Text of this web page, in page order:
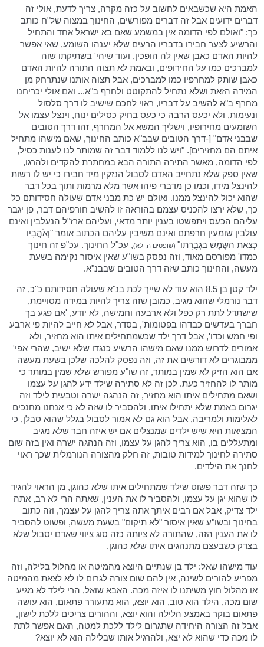
האמת היא שכשבאים לחשוב על כזה מקרה, צריך לדעת, אולי זה
דברים ידועים אבל זה דברים מפורשים, החינוך במצוה של"ח כותב
כך: "ואולם לפי הדומה אין במשמע שאם בא ישראל אחד והתחיל
והרשיע לצער חבירו בדבריו הרעים שלא יענהו השומע, שאי אפשר
להיות האדם כאבן שאין לה הופכין, ועוד שיהי' בשתיקתו שוה
למברכים כמו על החירופים, ובאמת לא תצוה התורה להיות האדם
כאבן שותק למחרפיו כמו למברכים, אבל תצוה אותנו שנתרחק מן
המידה הזאת ושלא נתחיל להתקוטט ולחרף ב"א... ואם אולי יכריחנו
מחרף ב"א להשיב על דבריו, ראוי לחכם שישיב לו דרך סלסול
ונעימות, ולא יכעס הרבה כי כעס בחיק כסילים ינוח, וינצל עצמו אל
השומעים מחירופיו, וישליך המשא אל המחרף, זהו דרך הטובים
שבבני אדם" [-דרך הטובים שבב"א כותב החינוך, שאם מישהו מתחיל
איתם הם מחזירים]. "ויש לנו ללמוד דבר זה שמותר לנו לענות כסיל,
לפי הדומה, מאשר התירה התורה הבא במחתרת להקדים ולהרגו,
שאין ספק שלא נתחייב האדם לסבול הנזקין מיד חבירו כי יש לו רשות
להינצל מידו, וכמו כן מדברי פיהו אשר מלא מרמות ותוך בכל דבר
שהוא יכול להינצל ממנו. ואולם יש כת מבני אדם שעולה חסידותם כל
כך, שלא ירצו להכניס עצמם בהוראה זו להשיב חורפיהם דבר, פן יגבר
עליהם הכעס ויתפשטו בענין יותר מדאי, ועליהם ארז"ל הנעלבין ואינם
עולבין שומעין חרפתם ואינם משיבין עליהם הכתוב אומר "וְאֹהֲבָיו
כְּצֵאת הַשֶּׁמֶשׁ בִּגְבֻרָתוֹ" (שופטים ה, לא), עכ"ל החינוך. עכ"פ זה חינוך
כמדו' מפורסם מאוד, וזה נפסק בשו"ע שאין איסור נקימה בשעת
מעשה, והחינוך כותב שזה דרך הטובים שבבנ"א.
ילד קטן בן 8.5 הוא עוד לא שייך לכת בנ"א שעולה חסידותם כ"כ, זה
דבר נורמלי שהוא מגיב, כמובן שזה צריך להיות במידה מסויימת,
שישתדל לתת רק כפל ולא ארבעה וחמישה, לא יודע, 'אם פגע בך
חברך בעדשים כבדהו בפטומות', בסדר, אבל לא חייב להיות פי ארבע
ופי חמש וכדו', אבל דרך ילד שכשמתחילים איתו הוא מחזיר, ולא
אמורים לדרוש ממנו שאם מישהו הרשיע כנגדו שלא ישיב, שהרי אפי'
ממבוגרים לא דורשים את זה, וזה נפסק להלכה שלכן בשעת מעשה
אם הוא הזיק לא שמין במותר, זה שו"ע מפורש שלא שמין במותר כי
מותר לו להחזיר כעת. לכן זה לא סתירה שילד ידע להגן על עצמו
ושאם מתחילים איתו הוא מחזיר, זה הנהגה ישרה וטבעית לילד וזה
יגרום באמת שלא יתחילו איתו, ולהסביר לו שזה לא כי אנחנו מחנכים
לאלימות ולמריבה, אבל הוא גם לא אמור לסבול בגלל שהוא סבלן, כי
המציאות היא שיש ילדים שמנצלים אם יש איזה חבר שלא מגיב
ומתעללים בו, הוא צריך להגן על עצמו, וזה הנהגה ישרה ואין בזה שום
סתירה לחינוך למידות טובות, זה חלק מהצורה הנורמלית שכך ראוי
לחנך את הילדים.
כך שזה דבר פשוט שילד שמתחילים איתו שלא כהוגן, מן הראוי להגיד
לו שהוא יגן על עצמו, ולהסביר לו את הענין, שאתה הרי לא רב, אתה
ילד צדיק, אבל אם רבים איתך אתה צריך להגן על עצמך, וזה כתוב
בחינוך ובשו"ע שאין איסור "לא תיקום" בשעת מעשה, ופשוט להסביר
לו את הענין הזה, שהתורה לא ציותה כזה סוג ציווי שאדם יסבול שלא
בצדק כשבעצם מתנהגים איתו שלא כהוגן.
עוד מישהו שאל: ילד בן שנתיים היוצא מהמיטה או מהלול בלילה, וזה
מפריע להורים לשינה, אין להם שום צורה לגרום לו לא לצאת מהמיטה
או מהלול חוץ משיתנו לו איזה מכה. האבא שואל, הרי לילד לא מגיע
שום מכה, הילד הוא טוב, הוא יוצא, הוא מתעורר פתאום, הוא עושה
פתאום בוקר באמצע הלילה והוא יוצא, וההורים צריכים ללכת לישון,
אבל זה הצורה היחידה שתגרום לילד ללכת למטה, האם אפשר לתת
לו מכה כדי שהוא לא יצא, ולהרגיל אותו שבלילה הוא לא יוצא?